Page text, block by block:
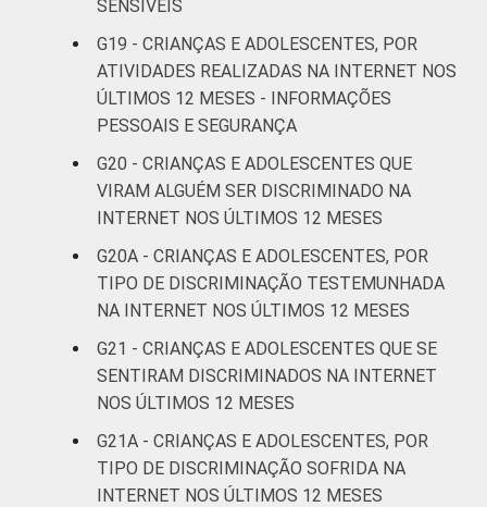
SENSÍVEIS
G19 - CRIANÇAS E ADOLESCENTES, POR
ATIVIDADES REALIZADAS NA INTERNET NOS
ÚLTIMOS 12 MESES - INFORMAÇÕES
PESSOAIS E SEGURANÇA
G20 - CRIANÇAS E ADOLESCENTES QUE
VIRAM ALGUÉM SER DISCRIMINADO NA
INTERNET NOS ÚLTIMOS 12 MESES
G20A - CRIANÇAS E ADOLESCENTES, POR
TIPO DE DISCRIMINAÇÃO TESTEMUNHADA
NA INTERNET NOS ÚLTIMOS 12 MESES
G21 - CRIANÇAS E ADOLESCENTES QUE SE
SENTIRAM DISCRIMINADOS NA INTERNET
NOS ÚLTIMOS 12 MESES
G21A - CRIANÇAS E ADOLESCENTES, POR
TIPO DE DISCRIMINAÇÃO SOFRIDA NA
INTERNET NOS ÚLTIMOS 12 MESES